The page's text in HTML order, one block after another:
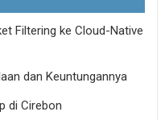
Filtering ke Cloud-Native
dan Keuntungannya
di Cirebon